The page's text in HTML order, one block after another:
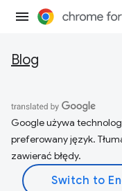
Blog
Google używa
preferowany język.
zawierać błędy.